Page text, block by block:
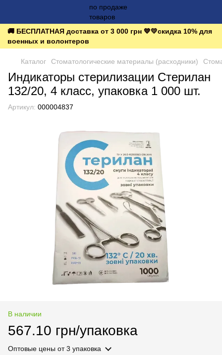
🚚 БЕСПЛАТНАЯ доставка от 3 000 грн 💙💛скидка 10% для
военных и волонтеров
Каталог Стоматологические материалы (расходники)
Индикаторы стерилизации Стерилан
132/20, 4 класс, упаковка 1 000 шт.
Артикул: 000004837
В наличии
567.10 грн/упаковка
Оптовые цены от 3 упаковка